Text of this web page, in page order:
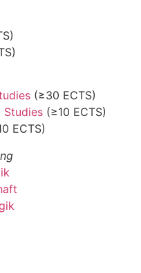
(≥30 ECTS)
(≥10 ECTS)
ECTS)